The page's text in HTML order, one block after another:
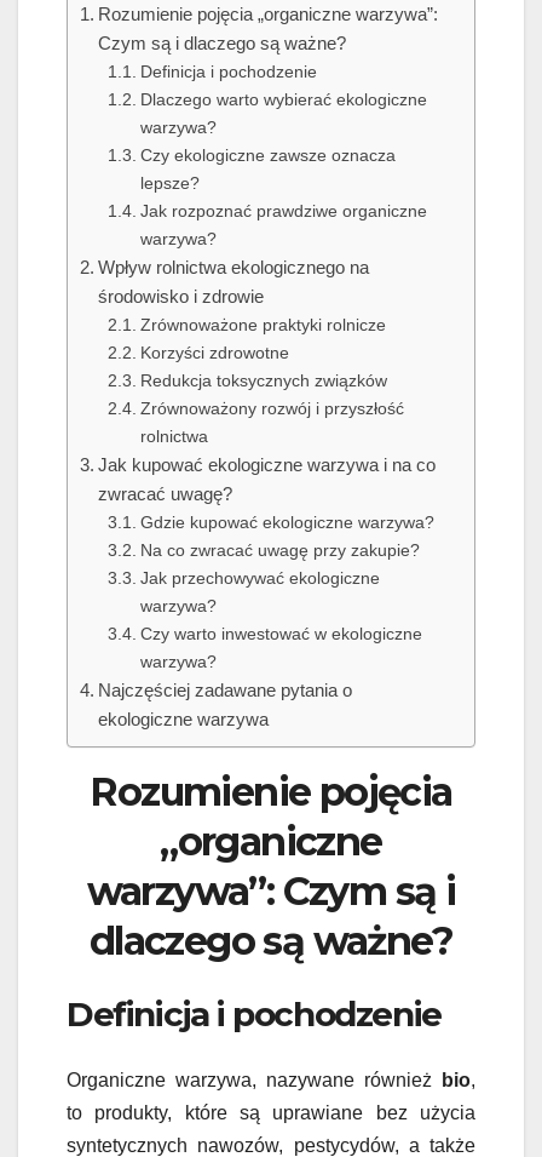
Rozumienie pojęcia „organiczne warzywa”:
Czym są i dlaczego są ważne?
Definicja i pochodzenie
Dlaczego warto wybierać ekologiczne
warzywa?
Czy ekologiczne zawsze oznacza
lepsze?
Jak rozpoznać prawdziwe organiczne
warzywa?
Wpływ rolnictwa ekologicznego na
środowisko i zdrowie
Zrównoważone praktyki rolnicze
Korzyści zdrowotne
Redukcja toksycznych związków
Zrównoważony rozwój i przyszłość
rolnictwa
Jak kupować ekologiczne warzywa i na co
zwracać uwagę?
Gdzie kupować ekologiczne warzywa?
Na co zwracać uwagę przy zakupie?
Jak przechowywać ekologiczne
warzywa?
Czy warto inwestować w ekologiczne
warzywa?
Najczęściej zadawane pytania o
ekologiczne warzywa
Rozumienie pojęcia
„organiczne
warzywa”: Czym są i
dlaczego są ważne?
Definicja i pochodzenie
Organiczne warzywa, nazywane również bio,
to produkty, które są uprawiane bez użycia
syntetycznych nawozów, pestycydów, a także